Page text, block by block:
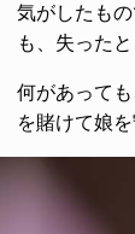
気がしたも
も、失った
何があって
を賭けて娘を